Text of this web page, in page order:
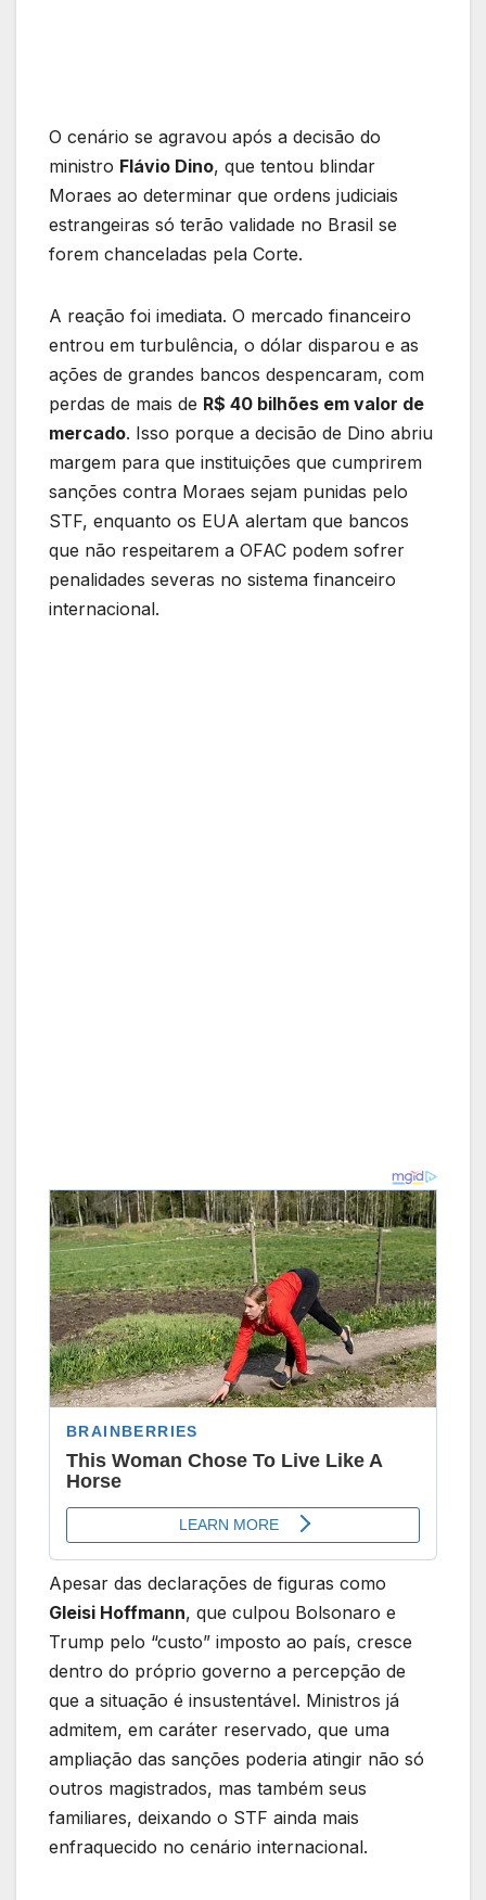
O cenário se agravou após a decisão do
ministro Flávio Dino, que tentou blindar
Moraes ao determinar que ordens judiciais
estrangeiras só terão validade no Brasil se
forem chanceladas pela Corte.
A reação foi imediata. O mercado financeiro
entrou em turbulência, o dólar disparou e as
ações de grandes bancos despencaram, com
perdas de mais de R$ 40 bilhões em valor de
mercado. Isso porque a decisão de Dino abriu
margem para que instituições que cumprirem
sanções contra Moraes sejam punidas pelo
STF, enquanto os EUA alertam que bancos
que não respeitarem a OFAC podem sofrer
penalidades severas no sistema financeiro
internacional.
Apesar das declarações de figuras como
Gleisi Hoffmann, que culpou Bolsonaro e
Trump pelo “custo” imposto ao país, cresce
dentro do próprio governo a percepção de
que a situação é insustentável. Ministros já
admitem, em caráter reservado, que uma
ampliação das sanções poderia atingir não só
outros magistrados, mas também seus
familiares, deixando o STF ainda mais
enfraquecido no cenário internacional.